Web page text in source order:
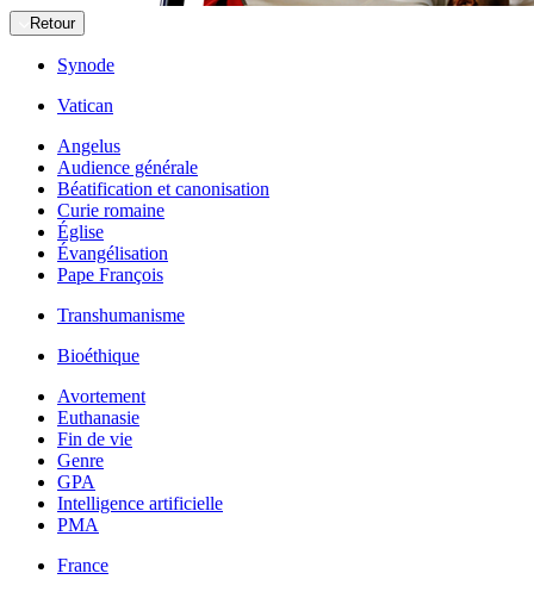
Retour
Synode
Vatican
Angelus
Audience générale
Béatification et canonisation
Curie romaine
Église
Évangélisation
Pape François
Transhumanisme
Bioéthique
Avortement
Euthanasie
Fin de vie
Genre
GPA
Intelligence artificielle
PMA
France